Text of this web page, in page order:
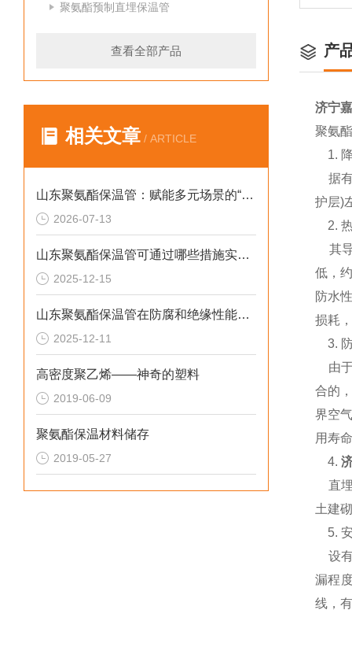
聚氨酯预制直埋保温管
查看全部产品
相关文章 / ARTICLE
山东聚氨酯保温管：赋能多元场景的“隐形守护者”
2026-07-13
山东聚氨酯保温管可通过哪些措施实现快速施工
2025-12-15
山东聚氨酯保温管在防腐和绝缘性能方面表现优异
2025-12-11
高密度聚乙烯——神奇的塑料
2019-06-09
聚氨酯保温材料储存
2019-05-27
产
济宁
聚氨
1.
据有
护层)
2. 热
其导
低，
防水
损耗
3. 防
由于
合的
界空
用寿
4.
直埋
土建
5.
设有
漏程
线，